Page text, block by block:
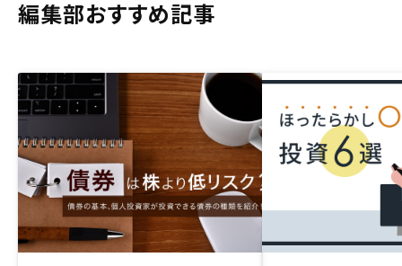
編集部おすすめ記事